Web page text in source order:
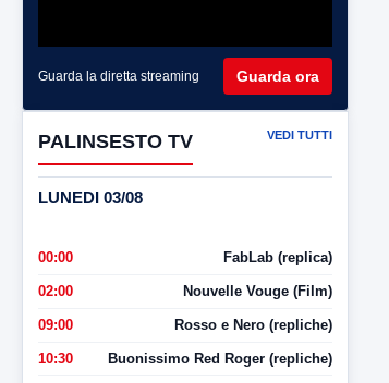
Guarda la diretta streaming Guarda ora
PALINSESTO TV VEDI TUTTI
LUNEDI 03/08
00:00 FabLab (replica)
02:00 Nouvelle Vouge (Film)
09:00 Rosso e Nero (repliche)
10:30 Buonissimo Red Roger (repliche)